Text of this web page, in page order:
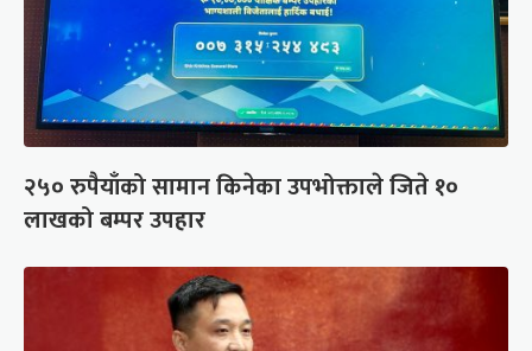
२५० रुपैयाँको सामान किनेका उपभोक्ताले जिते १०
लाखको बम्पर उपहार